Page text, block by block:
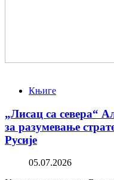
Књиге
„Лисац са севера“
за разумевање
Русије
05.07.2026